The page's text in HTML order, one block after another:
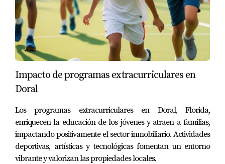
10. Calidad de Vida
Doral ofrece balance vida-trabajo:
Parques y áreas recreativas
Eventos comunitarios frecuentes
Farmers markets
Festivales culturales
Ambiente familiar
❌ DESVENTAJAS de Vivir en Doral
(Seamos Honestos)
1.Tráfico en Horas Pico
Impacto de programas extracurriculares en
Doral
Los programas extracurriculares en Doral, Florida,
enriquecen la educación de los jóvenes y atraen a familias,
impactando positivamente el sector inmobiliario. Actividades
deportivas, artísticas y tecnológicas fomentan un entorno
vibrante y valorizan las propiedades locales.